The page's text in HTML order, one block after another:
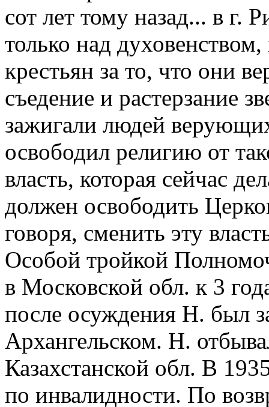
сот лет тому назад... в г.
только над
крестьян за то, что они
съедение и растерзание
зажигали людей
освободил религию от
власть, которая сейчас
должен освободить
говоря, сменить эту
Особой тройкой
в Московской обл. к 3
после осуждения Н. был
Архангельском. Н.
Казахстанской обл. В
по инвалидности. По